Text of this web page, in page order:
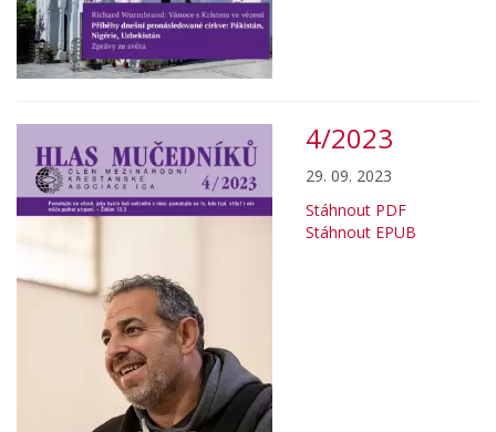
4/2023
29. 09. 2023
Stáhnout PDF
Stáhnout EPUB